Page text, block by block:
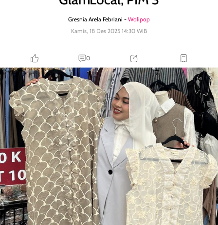
Gresnia Arela Febriani - Wolipop
Kamis, 18 Des 2025 14:30 WIB
0